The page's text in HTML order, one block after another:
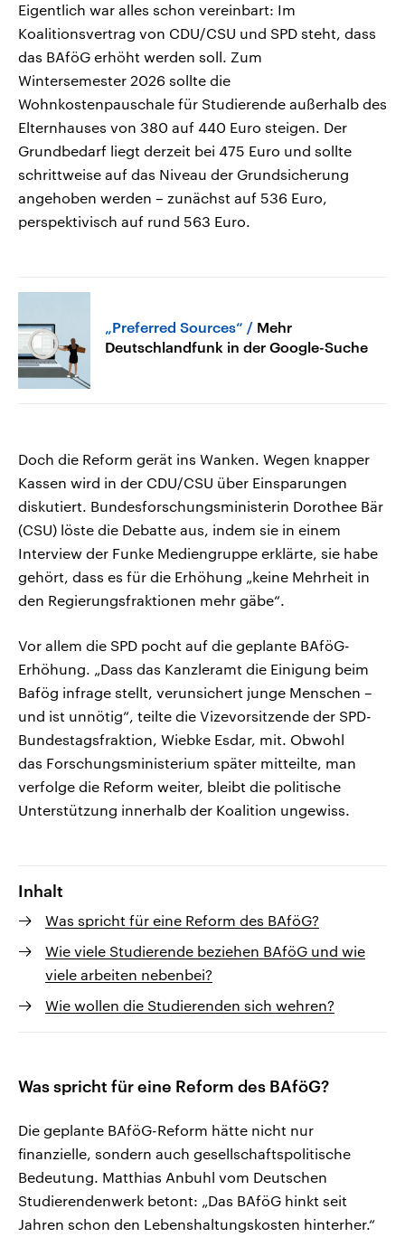
Eigentlich war alles schon vereinbart: Im
Koalitionsvertrag von CDU/CSU und SPD steht, dass
das BAföG erhöht werden soll. Zum
Wintersemester 2026 sollte die
Wohnkostenpauschale für Studierende außerhalb des
Elternhauses von 380 auf 440 Euro steigen. Der
Grundbedarf liegt derzeit bei 475 Euro und sollte
schrittweise auf das Niveau der Grundsicherung
angehoben werden – zunächst auf 536 Euro,
perspektivisch auf rund 563 Euro.
„Preferred Sources“
Mehr
Deutschlandfunk in der Google-Suche
Doch die Reform gerät ins Wanken. Wegen knapper
Kassen wird in der CDU/CSU über Einsparungen
diskutiert. Bundesforschungsministerin Dorothee Bär
(CSU) löste die Debatte aus, indem sie in einem
Interview der Funke Mediengruppe erklärte, sie habe
gehört, dass es für die Erhöhung „keine Mehrheit in
den Regierungsfraktionen mehr gäbe“.
Vor allem die SPD pocht auf die geplante BAföG-
Erhöhung. „Dass das Kanzleramt die Einigung beim
Bafög infrage stellt, verunsichert junge Menschen –
und ist unnötig“, teilte die Vizevorsitzende der SPD-
Bundestagsfraktion, Wiebke Esdar, mit. Obwohl
das Forschungsministerium später mitteilte, man
verfolge die Reform weiter, bleibt die politische
Unterstützung innerhalb der Koalition ungewiss.
Inhalt
Was spricht für eine Reform des BAföG?
Wie viele Studierende beziehen BAföG und wie
viele arbeiten nebenbei?
Wie wollen die Studierenden sich wehren?
Was spricht für eine Reform des BAföG?
Die geplante BAföG-Reform hätte nicht nur
finanzielle, sondern auch gesellschaftspolitische
Bedeutung. Matthias Anbuhl vom Deutschen
Studierendenwerk betont: „Das BAföG hinkt seit
Jahren schon den Lebenshaltungskosten hinterher.“